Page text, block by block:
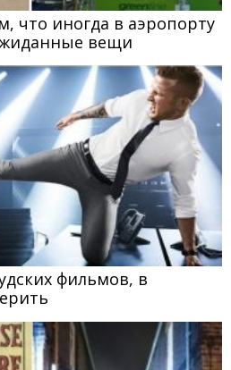
что иногда в аэропорту
вещи
фильмов, в